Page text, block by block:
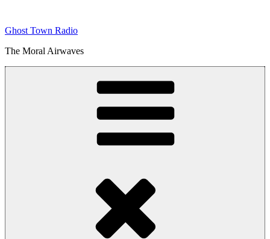
springen
Ghost Town Radio
The Moral Airwaves